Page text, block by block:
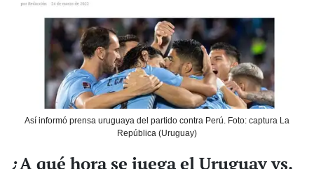
Así informó prensa uruguaya del partido contra Perú. Foto: captura La
República (Uruguay)
¿A qué hora se juega el Uruguay vs.